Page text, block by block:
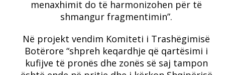
menaxhimit do të harmonizohen për të
shmangur fragmentimin”.
Në projekt vendim Komiteti i Trashëgimisë
Botërore “shpreh keqardhje që qartësimi i
kufijve të pronës dhe zonës së saj tampon